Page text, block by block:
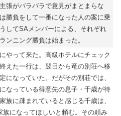
張がバラバラで意見がまとまらな
勝負をして一番になった人の案に乗
してSAメンバーによる、それぞれ
ンニング勝負は始まった。
やって来た。高級ホテルにチェック
えた一行は、翌日から竜の別荘へ移
になっていた。だがその別荘では、
なっている得意先の息子・千歳が待
族に疎まれていると感じる千歳は、
族になってほしいと頼む。その頼み